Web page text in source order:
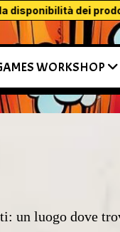
dei prodotti
WORKSHOP
luogo dove